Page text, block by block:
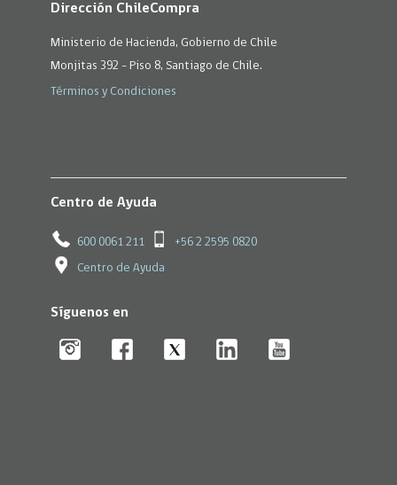
Dirección ChileCompra
Ministerio de Hacienda, Gobierno de Chile
Monjitas 392 - Piso 8, Santiago de Chile.
Términos y Condiciones
Centro de Ayuda
600 0061 211 +56 2 2595 0820
Centro de Ayuda
Síguenos en